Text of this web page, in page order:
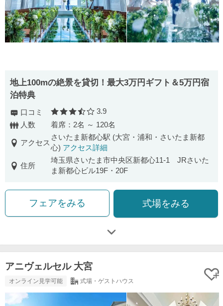
地上100mの絶景を貸切！最大3万円ギフト＆5万円宿
泊特典
口コミ 口コミ評価
3.9
人数
着席：2名 ～ 120名
アクセス
さいたま新都心駅 (大宮・浦和・さいたま新都
心) アクセス詳細
住所
埼玉県さいたま市中央区新都心11-1 JRさいた
ま新都心ビル19F・20F
フェアをみる 式場をみる
アニヴェルセル 大宮
オンライン見学可能 式場・ゲストハウス